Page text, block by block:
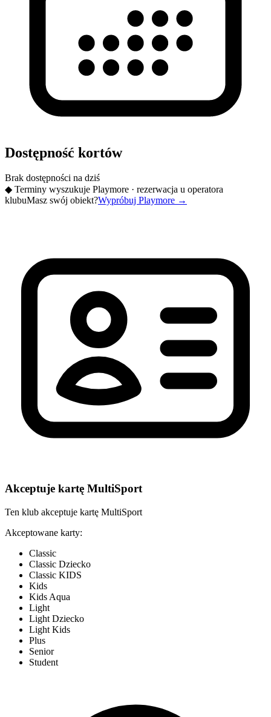
Dostępność kortów
Brak dostępności na dziś
◆ Terminy wyszukuje Playmore · rezerwacja u operatora
klubuMasz swój obiekt?Wypróbuj Playmore →
Akceptuje kartę MultiSport
Ten klub akceptuje kartę MultiSport
Akceptowane karty:
Classic
Classic Dziecko
Classic KIDS
Kids
Kids Aqua
Light
Light Dziecko
Light Kids
Plus
Senior
Student